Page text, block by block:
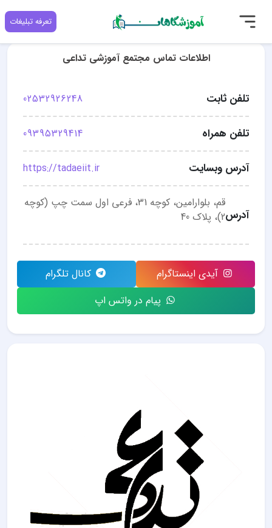
تعرفه تبلیغات
اطلاعات تماس مجتمع آموزشی تداعی
تلفن ثابت 02532926248
تلفن همراه 09395329414
آدرس وبسایت https://tadaeiit.ir
آدرس
قم، بلوارامین، کوچه 31، فرعی اول سمت چپ (کوچه
2)، پلاک 40
آیدی اینستاگرام
کانال تلگرام
پیام در واتس اپ